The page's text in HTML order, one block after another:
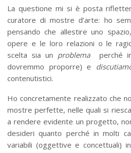
La questione mi si è posta
curatore di mostre d’arte: ho
pensando che allestire uno
opere e le loro relazioni o le
scelta sia un problemaperché
dovremmo proporre) e
contenutistici.
Ho concretamente realizzato che
mostre perfette, nelle quali si
a rendere evidente un progetto,
desideri quanto perché in molti
variabili (oggettive e concettuali)